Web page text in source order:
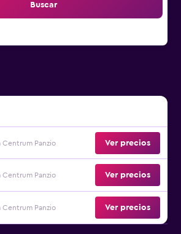
Buscar
Centrum Panzio Ver precios
Centrum Panzio Ver precios
Centrum Panzio Ver precios